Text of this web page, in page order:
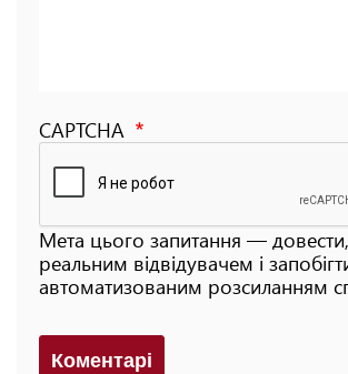
CAPTCHA
Мета цього запитання —
реальним відвідувачем і
автоматизованим розсиланням
Коментарi